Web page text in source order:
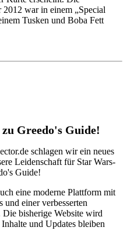
2012 war in einem „Special
Tusken und Boba Fett
Greedo's Guide!
schlagen wir ein neues
Leidenschaft für Star Wars-
Guide!
eine moderne Plattform mit
und einer verbesserten
Die bisherige Website wird
und Updates bleiben